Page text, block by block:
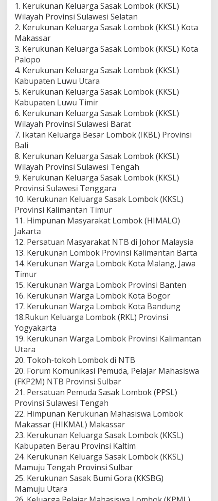
1. Kerukunan Keluarga Sasak Lombok (KKSL)
Wilayah Provinsi Sulawesi Selatan
2. Kerukunan Keluarga Sasak Lombok (KKSL) Kota
Makassar
3. Kerukunan Keluarga Sasak Lombok (KKSL) Kota
Palopo
4. Kerukunan Keluarga Sasak Lombok (KKSL)
Kabupaten Luwu Utara
5. Kerukunan Keluarga Sasak Lombok (KKSL)
Kabupaten Luwu Timir
6. Kerukunan Keluarga Sasak Lombok (KKSL)
Wilayah Provinsi Sulawesi Barat
7. Ikatan Keluarga Besar Lombok (IKBL) Provinsi
Bali
8. Kerukunan Keluarga Sasak Lombok (KKSL)
Wilayah Provinsi Sulawesi Tengah
9. Kerukunan Keluarga Sasak Lombok (KKSL)
Provinsi Sulawesi Tenggara
10. Kerukunan Keluarga Sasak Lombok (KKSL)
Provinsi Kalimantan Timur
11. Himpunan Masyarakat Lombok (HIMALO)
Jakarta
12. Persatuan Masyarakat NTB di Johor Malaysia
13. Kerukunan Lombok Provinsi Kalimantan Barta
14. Kerukunan Warga Lombok Kota Malang, Jawa
Timur
15. Kerukunan Warga Lombok Provinsi Banten
16. Kerukunan Warga Lombok Kota Bogor
17. Kerukunan Warga Lombok Kota Bandung
18.Rukun Keluarga Lombok (RKL) Provinsi
Yogyakarta
19. Kerukunan Warga Lombok Provinsi Kalimantan
Utara
20. Tokoh-tokoh Lombok di NTB
20. Forum Komunikasi Pemuda, Pelajar Mahasiswa
(FKP2M) NTB Provinsi Sulbar
21. Persatuan Pemuda Sasak Lombok (PPSL)
Provinsi Sulawesi Tengah
22. Himpunan Kerukunan Mahasiswa Lombok
Makassar (HIKMAL) Makassar
23. Kerukunan Keluarga Sasak Lombok (KKSL)
Kabupaten Berau Provinsi Kaltim
24. Kerukunan Keluarga Sasak Lombok (KKSL)
Mamuju Tengah Provinsi Sulbar
25. Kerukunan Sasak Bumi Gora (KKSBG)
Mamuju Utara